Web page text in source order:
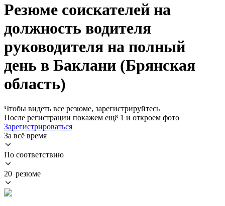
Резюме соискателей на
должность водителя
руководителя на полный
день в Баклани (Брянская
область)
Чтобы видеть все резюме, зарегистрируйтесь
После регистрации покажем ещё 1 и откроем фото
Зарегистрироваться
За всё время
По соответствию
20 резюме